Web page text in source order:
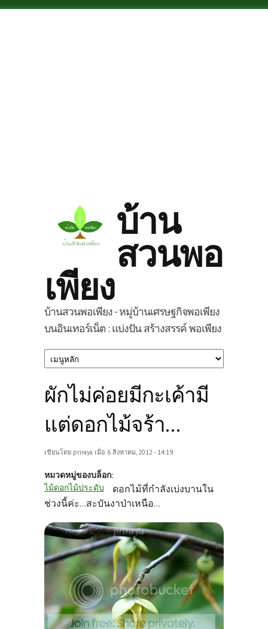
Skip to main content
บ้าน
สวนพอ
เพียง
บ้านสวนพอเพียง - หมู่บ้านเศรษฐกิจพอเพียง
บนอินเทอร์เน็ต : แบ่งปัน สร้างสรรค์ พอเพียง
ผักไม่ค่อยมีกะเค้ามี
แต่ดอกไม้จร้า...
เขียนโดย priraya เมื่อ 6 สิงหาคม, 2012 - 14:19
หมวดหมู่ของบล็อก:
ไม้ดอกไม้ประดับ
ดอกไม้ที่กำลังเบ่งบานใน
ช่วงนี้ค่ะ...สะบันงาป่าเหนือ...